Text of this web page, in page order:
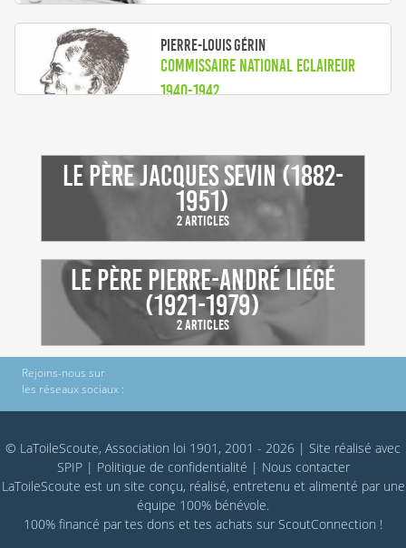
Pierre-Louis Gérin
Commissaire National Eclaireur
1940-1942
Le Père Jacques Sevin (1882-
1951)
2 Articles
Le Père Pierre-André Liégé
(1921-1979)
2 Articles
Rejoins-nous sur
les réseaux sociaux :
© LaToileScoute, Association loi 1901, 2001 - 2026 | Site réalisé avec
SPIP| Politique de confidentialité | Nous contacter
LaToileScoute est un site conçu, réalisé, entretenu et alimenté par une
équipe 100% bénévole.
100% financé par tes dons et tes achats sur ScoutConnection !